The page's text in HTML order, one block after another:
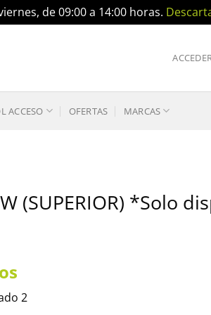
de 09:00 a 14:00 horas.
ACCESO OFERTAS MARCAS
W (SUPERIOR) *Solo
2